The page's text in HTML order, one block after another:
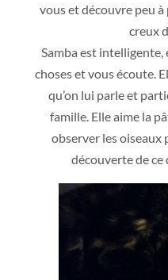
vous et découvre peu à
creux
Samba est intelligente,
choses et vous écoute.
qu’on lui parle et
famille. Elle aime la
observer les oiseaux
découverte de ce